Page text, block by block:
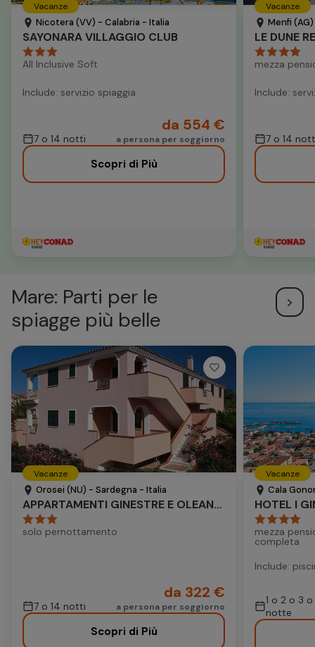
Vacanze
Nicotera (VV) - Calabria - Italia
SAYONARA VILLAGGIO CLUB
All Inclusive Soft
Include: servizio spiaggia
7 o 14 notti
da 554 €
a persona per soggiorno
Scopri di Più
Vacanze
Menfi
LE DUNE
mezza
Include:
7 o 14
Mare: Parti per le
spiagge più belle
Vacanze
Orosei (NU) - Sardegna - Italia
APPARTAMENTI GINESTRE E OLEANDRI
solo pernottamento
7 o 14 notti
da 322 €
a persona per soggiorno
Scopri di Più
Vacanze
Cala
HOTEL I
mezza
completa
Include:
1 o 2 o 3 o
notte